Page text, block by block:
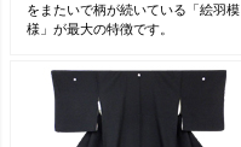
をまたいで柄が続いている「絵羽模
様」が最大の特徴です。